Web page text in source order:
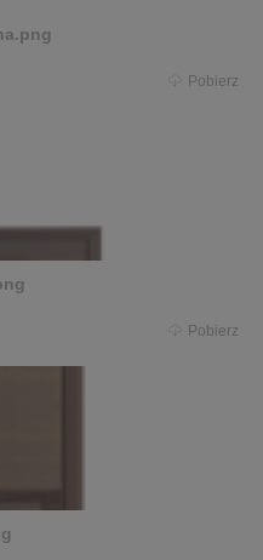
Pobierz
Pobierz